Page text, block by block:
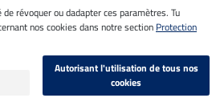
légales
le 07.08.2026 à 14:39
TVA incluse et
frais de port en sus
révoquer ou dadapter ces paramètres. Tu
nos cookies dans notre section Protection
Autorisant l'utilisation de tous nos
cookies